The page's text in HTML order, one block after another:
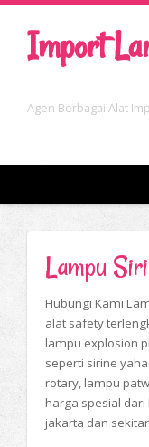
Import
Agen Berbagai Alat
Lampu
Hubungi Kami
alat safety
lampu explosion
seperti sirine
rotary, lampu
harga spesial
jakarta dan